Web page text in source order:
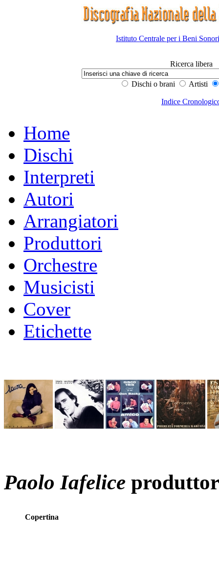
Istituto Centrale per i Beni
Ricerca libera
Dischi o brani Artisti
Indice
Home
Dischi
Interpreti
Autori
Arrangiatori
Produttori
Orchestre
Musicisti
Cover
Etichette
Paolo Iafelice
Copertina